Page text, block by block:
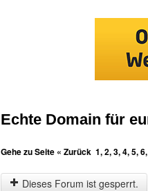
Echte Domain für
Gehe zu Seite « Zurück 1,2,3,4,5,6,
Dieses Forum ist gesperrt.